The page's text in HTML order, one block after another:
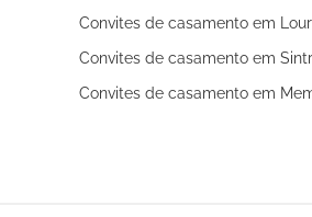
Convites de casamento em
Convites de casamento em
Convites de casamento em